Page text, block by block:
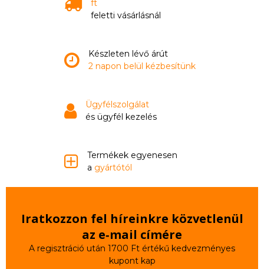
ft
feletti vásárlásnál
Készleten lévő árút
2 napon belül kézbesítünk
Ügyfélszolgálat
és ügyfél kezelés
Termékek egyenesen
a gyártótól
Iratkozzon fel híreinkre közvetlenül
az e‑mail címére
A regisztráció után 1700 Ft értékű kedvezményes
kupont kap